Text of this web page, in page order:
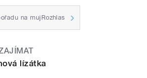
na mujRozhlas
lízátka